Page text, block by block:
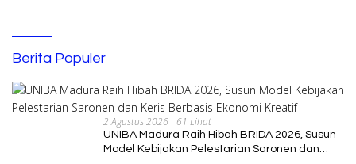
Berita Populer
2 Agustus 2026 61 Lihat
UNIBA Madura Raih Hibah BRIDA 2026, Susun
Model Kebijakan Pelestarian Saronen dan